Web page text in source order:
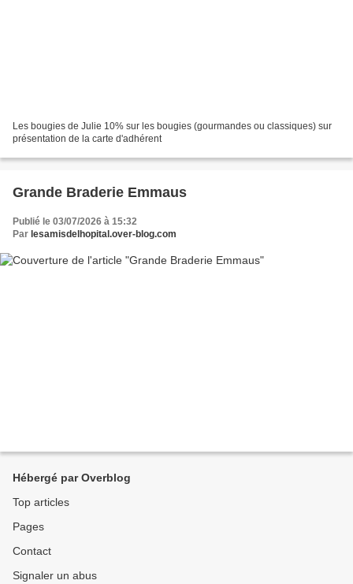
Les bougies de Julie 10% sur les bougies (gourmandes ou classiques) sur
présentation de la carte d'adhérent
Grande Braderie Emmaus
Publié le 03/07/2026 à 15:32
Par lesamisdelhopital.over-blog.com
Hébergé par Overblog
Top articles
Pages
Contact
Signaler un abus